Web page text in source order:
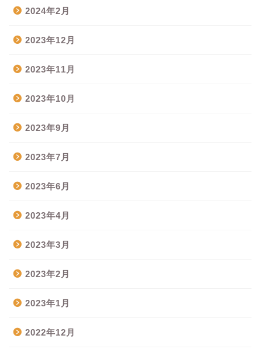
2024年2月
2023年12月
2023年11月
2023年10月
2023年9月
2023年7月
2023年6月
2023年4月
2023年3月
2023年2月
2023年1月
2022年12月